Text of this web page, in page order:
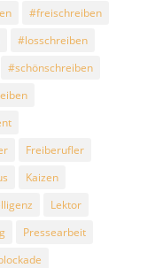
#freischreiben
#losschreiben
#schönschreiben
Freiberufler
Kaizen
Lektor
Pressearbeit